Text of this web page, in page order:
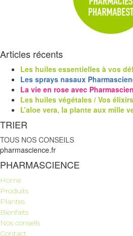
Articles récents
Les huiles essentielles à vos
Les sprays nasaux
La vie en rose avec
Les huiles végétales / Vos
L’aloe vera, la plante aux mille
TRIER
TOUS NOS CONSEILS
pharmascience.fr
PHARMASCIENCE
Home
Produits
Plantes
Bienfaits
Nos conseils
Contact